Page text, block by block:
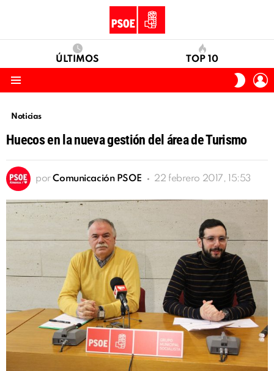
ÚLTIMOS TOP 10
SKIN
Noticias
Huecos en la nueva gestión del área de Turismo
por Comunicación PSOE 22 febrero 2017, 15:53